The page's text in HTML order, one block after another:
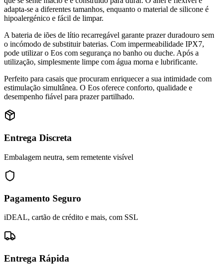
adapta-se a diferentes tamanhos, enquanto o material de silicone é
hipoalergénico e fácil de limpar.
A bateria de iões de lítio recarregável garante prazer duradouro sem
o incómodo de substituir baterias. Com impermeabilidade IPX7,
pode utilizar o Eos com segurança no banho ou duche. Após a
utilização, simplesmente limpe com água morna e lubrificante.
Perfeito para casais que procuram enriquecer a sua intimidade com
estimulação simultânea. O Eos oferece conforto, qualidade e
desempenho fiável para prazer partilhado.
Entrega Discreta
Embalagem neutra, sem remetente visível
Pagamento Seguro
iDEAL, cartão de crédito e mais, com SSL
Entrega Rápida